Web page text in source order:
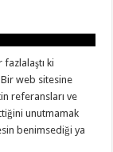
ki
web sitesine
referansları ve
unutmamak
benimsediği ya